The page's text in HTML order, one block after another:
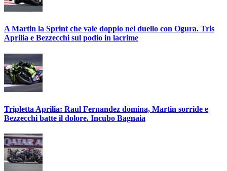
A Martin la Sprint che vale doppio nel duello con Ogura. Tris
Aprilia e Bezzecchi sul podio in lacrime
Tripletta Aprilia: Raul Fernandez domina, Martin sorride e
Bezzecchi batte il dolore. Incubo Bagnaia